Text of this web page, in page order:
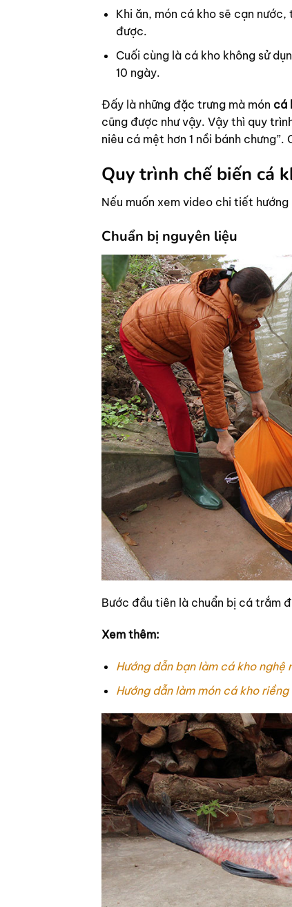
Khi ăn, món cá kho sẽ cạn
được.
Cuối cùng là cá kho không sử
10 ngày.
Đấy là những đặc trưng mà món cá
cũng được như vậy. Vậy thì quy
niêu cá mệt hơn 1 nồi bánh
Quy trình chế biến cá
Nếu muốn xem video chi tiết
Chuẩn bị nguyên liệu
Bước đầu tiên là chuẩn bị cá trắm
Xem thêm:
Hướng dẫn bạn làm cá kho nghệ
Hướng dẫn làm món cá kho